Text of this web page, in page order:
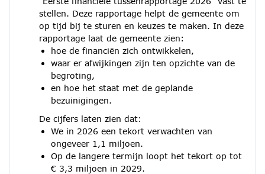
stellen. Deze rapportage helpt de gemeente om
op tijd bij te sturen en keuzes te maken. In deze
rapportage laat de gemeente zien:
hoe de financiën zich ontwikkelen,
waar er afwijkingen zijn ten opzichte van de
begroting,
en hoe het staat met de geplande
bezuinigingen.
De cijfers laten zien dat:
We in 2026 een tekort verwachten van
ongeveer 1,1 miljoen.
Op de langere termijn loopt het tekort op tot
€ 3,3 miljoen in 2029.